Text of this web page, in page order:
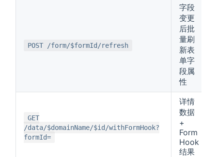
POST /form/$formId/refresh
字段
变更
后批
量刷
新表
单字
段属
性
GET
/data/$domainName/$id/withFormHook?
formId=
详情
数据
+
Form
Hook
结果